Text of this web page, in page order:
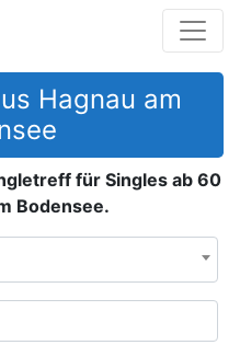
Hagnau am
für Singles ab 60
Bodensee.